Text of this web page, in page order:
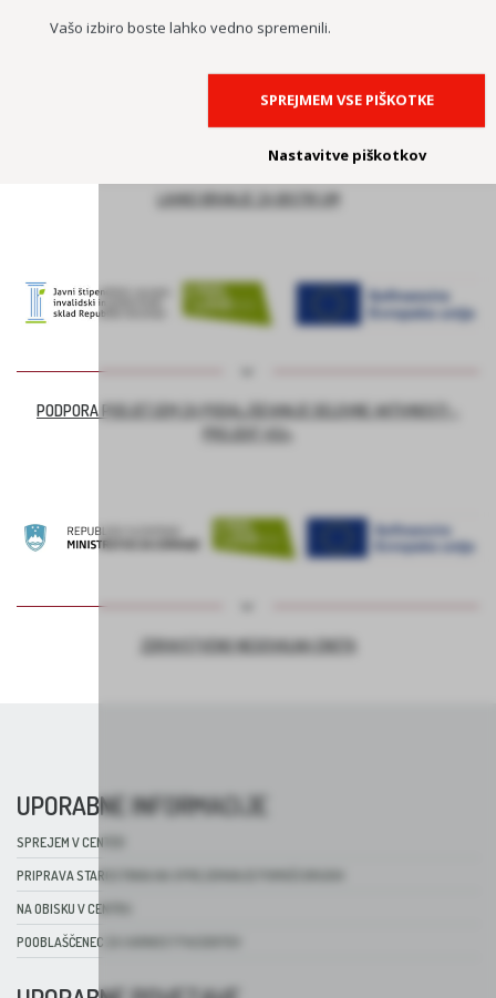
LAHKO BRANJE ZA BISTRI UM
PODPORA PODJETJEM ZA PODALJŠEVANJE DELOVNE AKTIVNOSTI –
PROJEKT ASI+
ZDRAVSTVENO NEGOVALNA ENOTA
UPORABNE INFORMACIJE
SPREJEM V CENTER
PRIPRAVA STAROSTNIKA NA SPREJEMANJE POMOČI DRUGIH
NA OBISKU V CENTRU
POOBLAŠČENEC ZA VARNOST PACIENTOV
Vašo izbiro boste lahko vedno spremenili.
SPREJMEM VSE PIŠKOTKE
Nastavitve piškotkov